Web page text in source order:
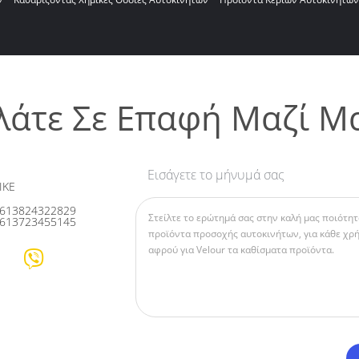
Σε Επαφή Μαζί
Εισάγετε το μήνυμά σας